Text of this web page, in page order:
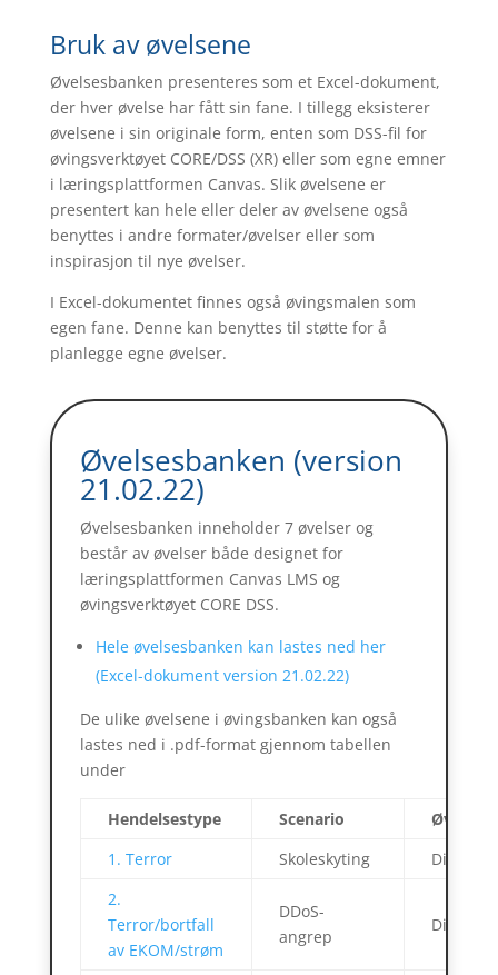
Bruk av øvelsene
Øvelsesbanken presenteres som et Excel-dokument,
der hver øvelse har fått sin fane. I tillegg eksisterer
øvelsene i sin originale form, enten som DSS-fil for
øvingsverktøyet CORE/DSS (XR) eller som egne emner
i læringsplattformen Canvas. Slik øvelsene er
presentert kan hele eller deler av øvelsene også
benyttes i andre formater/øvelser eller som
inspirasjon til nye øvelser.
I Excel-dokumentet finnes også øvingsmalen som
egen fane. Denne kan benyttes til støtte for å
planlegge egne øvelser.
Øvelsesbanken (version
21.02.22)
Øvelsesbanken inneholder 7 øvelser og
består av øvelser både designet for
læringsplattformen Canvas LMS og
øvingsverktøyet CORE DSS.
Hele øvelsesbanken kan lastes ned her
(Excel-dokument version 21.02.22)
De ulike øvelsene i øvingsbanken kan også
lastes ned i .pdf-format gjennom tabellen
under
Hendelsestype Scenario
1. Terror
Skoleskyting
2.
Terror/bortfall
av EKOM/strøm
DDoS-
angrep